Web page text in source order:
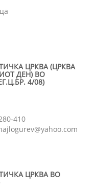
ЦРКВА (ЦРКВА
ДЕН) ВО
4/08)
410
ЦРКВА ВО